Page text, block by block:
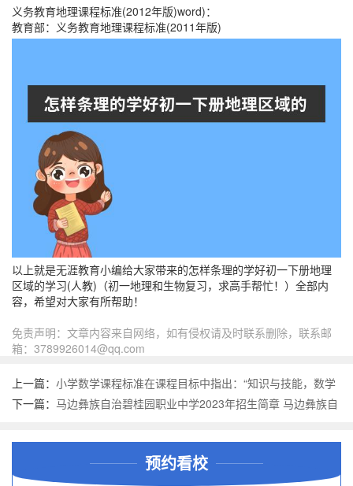
义务教育地理课程标准(2012年版)word)：
教育部：义务教育地理课程标准(2011年版)
以上就是无涯教育小编给大家带来的怎样条理的学好初一下册地理
区域的学习(人教)（初一地理和生物复习，求高手帮忙！）全部内
容，希望对大家有所帮助！
免责声明：文章内容来自网络，如有侵权请及时联系删除，联系邮
箱：3789926014@qq.com
上一篇： 小学数学课程标准在课程目标中指出：“知识与技能，数学
思考，解决问题和情感与态 小学技术课程标准
下一篇： 马边彝族自治碧桂园职业中学2023年招生简章 马边彝族自
预约看校